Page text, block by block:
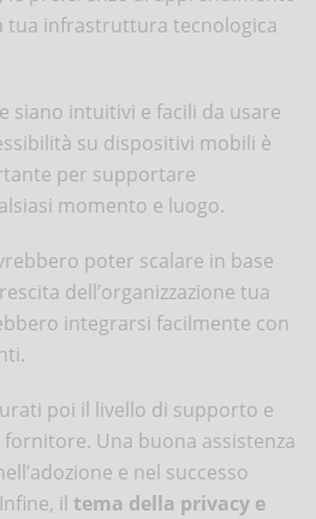
tua infrastruttura tecnologica
siano intuitivi e facili da usare
su dispositivi mobili è
per supportare
momento e luogo.
poter scalare in base
dell’organizzazione tua
integrarsi facilmente con
poi il livello di supporto e
Una buona assistenza
e nel successo
il tema della privacy e